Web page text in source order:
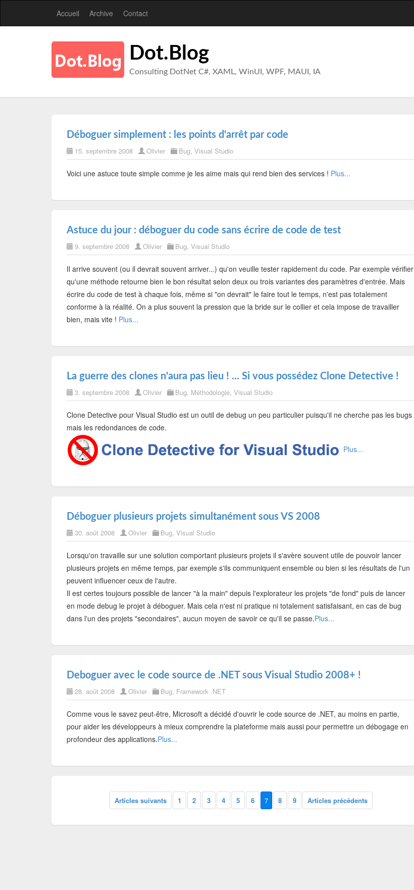
Accueil Archive Contact
Dot.Blog
Consulting DotNet C#, XAML, WinUI, WPF, MAUI, IA
Déboguer simplement : les points d'arrêt par code
15. septembre 2008 Olivier Bug, Visual Studio
Voici une astuce toute simple comme je les aime mais qui rend bien des services ! Plus...
Astuce du jour : déboguer du code sans écrire de code de test
9. septembre 2008 Olivier Bug, Visual Studio
Il arrive souvent (ou il devrait souvent arriver...) qu'on veuille tester rapidement du code. Par exemple vérifier
qu'une méthode retourne bien le bon résultat selon deux ou trois variantes des paramètres d'entrée. Mais
écrire du code de test à chaque fois, même si "on devrait" le faire tout le temps, n'est pas totalement
conforme à la réalité. On a plus souvent la pression que la bride sur le collier et cela impose de travailler
bien, mais vite ! Plus...
La guerre des clones n'aura pas lieu ! ... Si vous possédez Clone Detective !
3. septembre 2008 Olivier Bug, Méthodologie, Visual Studio
Clone Detective pour Visual Studio est un outil de debug un peu particulier puisqu'il ne cherche pas les bugs
mais les redondances de code.
Plus...
Déboguer plusieurs projets simultanément sous VS 2008
30. août 2008 Olivier Bug, Visual Studio
Lorsqu'on travaille sur une solution comportant plusieurs projets il s'avère souvent utile de pouvoir lancer
plusieurs projets en même temps, par exemple s'ils communiquent ensemble ou bien si les résultats de l'un
peuvent influencer ceux de l'autre.
Il est certes toujours possible de lancer "à la main" depuis l'explorateur les projets "de fond" puis de lancer
en mode debug le projet à déboguer. Mais cela n'est ni pratique ni totalement satisfaisant, en cas de bug
dans l'un des projets "secondaires", aucun moyen de savoir ce qu'il se passe.Plus...
Deboguer avec le code source de .NET sous Visual Studio 2008+ !
28. août 2008 Olivier Bug, Framework .NET
Comme vous le savez peut-être, Microsoft a décidé d'ouvrir le code source de .NET, au moins en partie,
pour aider les développeurs à mieux comprendre la plateforme mais aussi pour permettre un débogage en
profondeur des applications.Plus...
Articles suivants 1 2 3 4 5 6 7 8 9 Articles précédents